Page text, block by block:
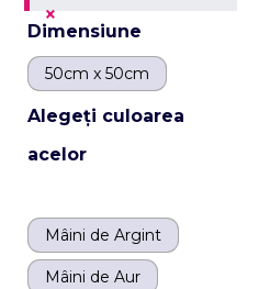
×
Dimensiune
50cm x 50cm
Alegeți culoarea
acelor
Mâini de Argint
Mâini de Aur